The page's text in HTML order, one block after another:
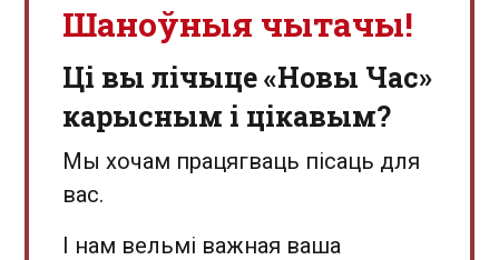
Шаноўныя чытачы!
Ці вы лічыце «Новы Час»
карысным і цікавым?
Мы хочам працягваць пісаць для
вас.
І нам вельмі важная ваша